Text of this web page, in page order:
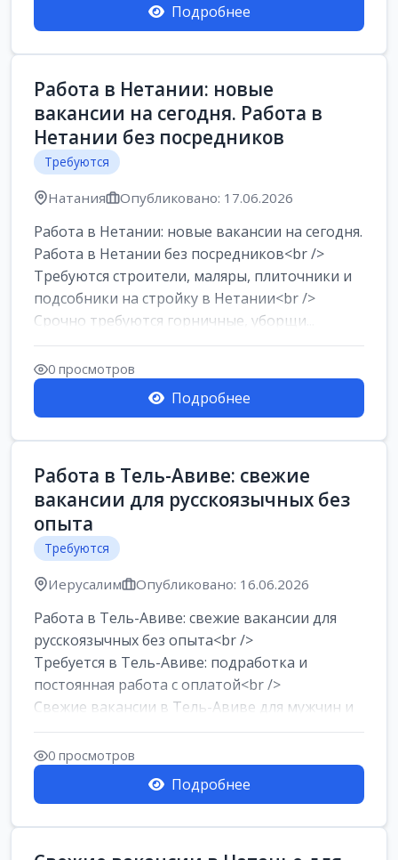
Подробнее
Работа в Нетании: новые
вакансии на сегодня. Работа в
Нетании без посредников
Требуются
Натания Опубликовано: 17.06.2026
Работа в Нетании: новые вакансии на сегодня.
Работа в Нетании без посредников<br />
Требуются строители, маляры, плиточники и
подсобники на стройку в Нетании<br />
Срочно требуются горничные, уборщи...
0 просмотров
Подробнее
Работа в Тель-Авиве: свежие
вакансии для русскоязычных без
опыта
Требуются
Иерусалим Опубликовано: 16.06.2026
Работа в Тель-Авиве: свежие вакансии для
русскоязычных без опыта<br />
Требуется в Тель-Авиве: подработка и
постоянная работа с оплатой<br />
Свежие вакансии в Тель-Авиве для мужчин и
женщин от хозя...
0 просмотров
Подробнее